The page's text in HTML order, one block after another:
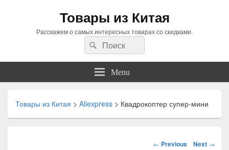
Товары из Китая
Расскажем о самых интересных товарах со скидками.
Search
for:
Search
Menu
Товары из Китая > Aliexpress > Квадрокоптер супер-мини
Навигация
← Previous Next →